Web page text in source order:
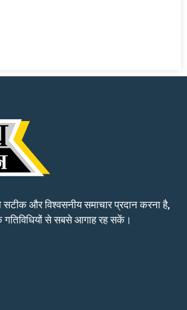
सटीक और विश्वसनीय समाचार प्रदान करना है,
गतिविधियों से सबसे आगाह रह सकें।